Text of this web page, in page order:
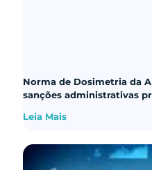
Norma de Dosimetria da
sanções administrativas
Leia Mais